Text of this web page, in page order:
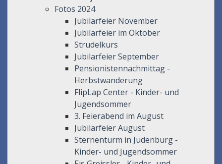
Fotos 2024
Jubilarfeier November
Jubilarfeier im Oktober
Strudelkurs
Jubilarfeier September
Pensionistennachmittag -
Herbstwanderung
FlipLap Center - Kinder- und
Jugendsommer
3. Feierabend im August
Jubilarfeier August
Sternenturm in Judenburg -
Kinder- und Jugendsommer